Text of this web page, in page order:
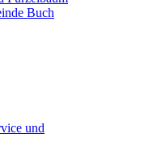
Buch
und